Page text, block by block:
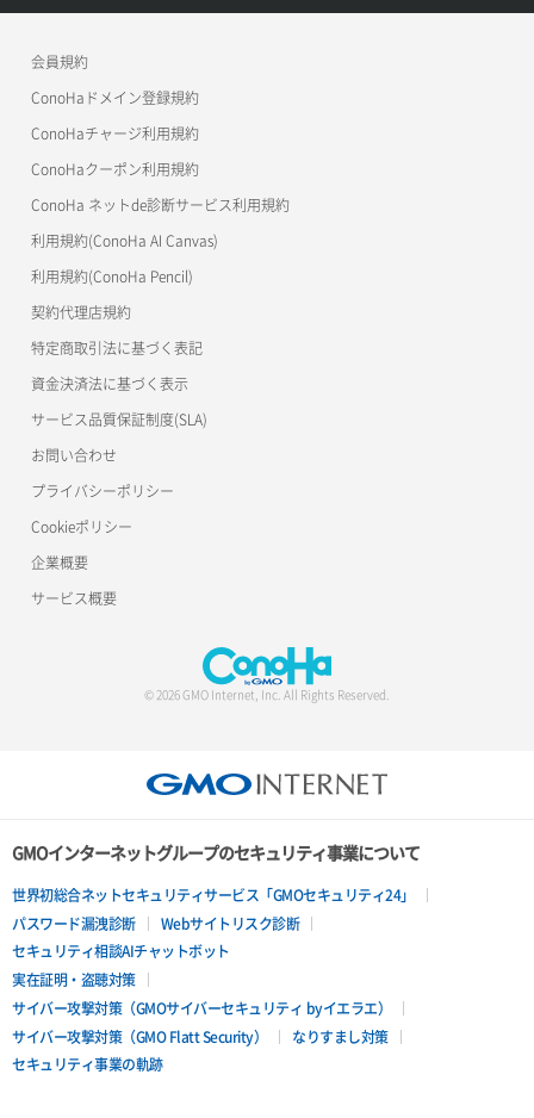
APIドキュメントVPS3.0
美雲このは徹底ガイド
会員規約
ConoHaドメイン登録規約
ConoHaチャージ利用規約
ConoHaクーポン利用規約
ConoHa ネットde診断サービス利用規約
利用規約(ConoHa AI Canvas)
利用規約(ConoHa Pencil)
契約代理店規約
特定商取引法に基づく表記
資金決済法に基づく表示
サービス品質保証制度(SLA)
お問い合わせ
プライバシーポリシー
Cookieポリシー
企業概要
サービス概要
© 2026 GMO Internet, Inc. All Rights Reserved.
GMOインターネットグループのセキュリティ事業について
世界初総合ネットセキュリティサービス「GMOセキュリティ24」
パスワード漏洩診断
Webサイトリスク診断
セキュリティ相談AIチャットボット
実在証明・盗聴対策
サイバー攻撃対策（GMOサイバーセキュリティ byイエラエ）
サイバー攻撃対策（GMO Flatt Security）
なりすまし対策
セキュリティ事業の軌跡